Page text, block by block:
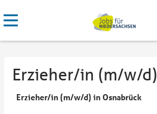
Erzieher/in (m/w/d)
Erzieher/in (m/w/d) in Osnabrück